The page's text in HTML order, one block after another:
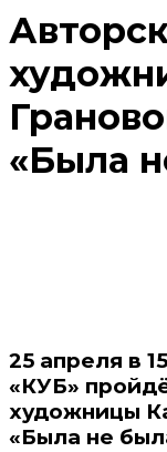
«Была
25 апреля в
«КУБ»
художницы
«Была не